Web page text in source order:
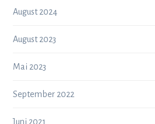
August 2024
August 2023
Mai 2023
September 2022
Juni 2021